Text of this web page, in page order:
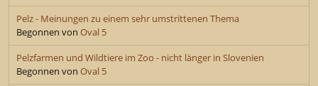
Pelz - Meinungen zu einem sehr umstrittenen Thema
Begonnen von Oval 5
Pelzfarmen und Wildtiere im Zoo - nicht länger in Slovenien
Begonnen von Oval 5